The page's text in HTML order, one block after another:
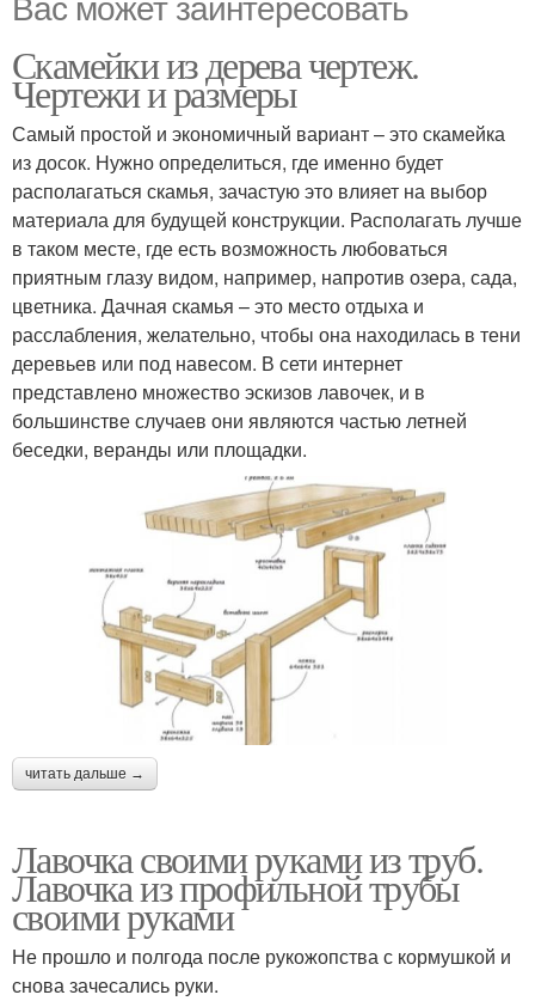
Скамейки из дерева чертеж.
Чертежи и размеры
Самый простой и экономичный вариант – это скамейка
из досок. Нужно определиться, где именно будет
располагаться скамья, зачастую это влияет на выбор
материала для будущей конструкции. Располагать лучше
в таком месте, где есть возможность любоваться
приятным глазу видом, например, напротив озера, сада,
цветника. Дачная скамья – это место отдыха и
расслабления, желательно, чтобы она находилась в тени
деревьев или под навесом. В сети интернет
представлено множество эскизов лавочек, и в
большинстве случаев они являются частью летней
беседки, веранды или площадки.
читать дальше →
Лавочка своими руками из труб.
Лавочка из профильной трубы
своими руками
Не прошло и полгода после рукожопства с кормушкой и
снова зачесались руки.